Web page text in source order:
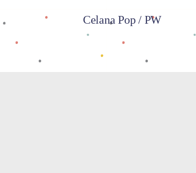
Celana Pop / PW